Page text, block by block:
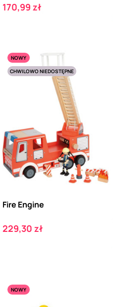
Cena
170,99 zł
NOWY
CHWILOWO NIEDOSTĘPNE
Fire Engine
Cena
229,30 zł
NOWY